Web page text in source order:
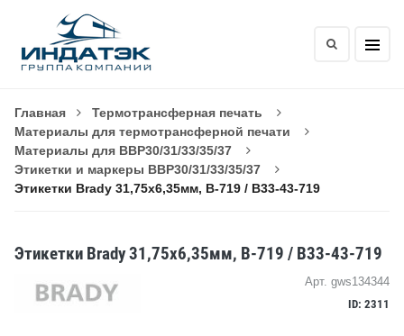
Главная
Термотрансферная печать
Материалы для термотрансферной печати
Материалы для BBP30/31/33/35/37
Этикетки и маркеры BBP30/31/33/35/37
Этикетки Brady 31,75x6,35мм, B-719 / B33-43-719
Этикетки Brady 31,75x6,35мм, B-719 / B33-43-719
Арт. gws134344
ID: 2311